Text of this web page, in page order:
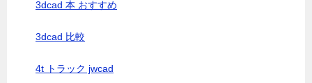
3dcad 本 おすすめ
3dcad 比較
4t トラック jwcad